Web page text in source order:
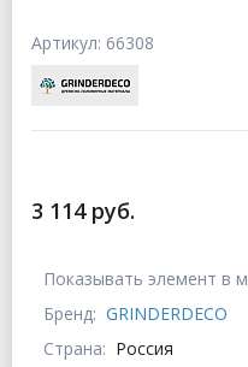
Артикул: 66308
3 114 руб.
Показывать элемент в
Бренд: GRINDERDECO
Страна: Россия